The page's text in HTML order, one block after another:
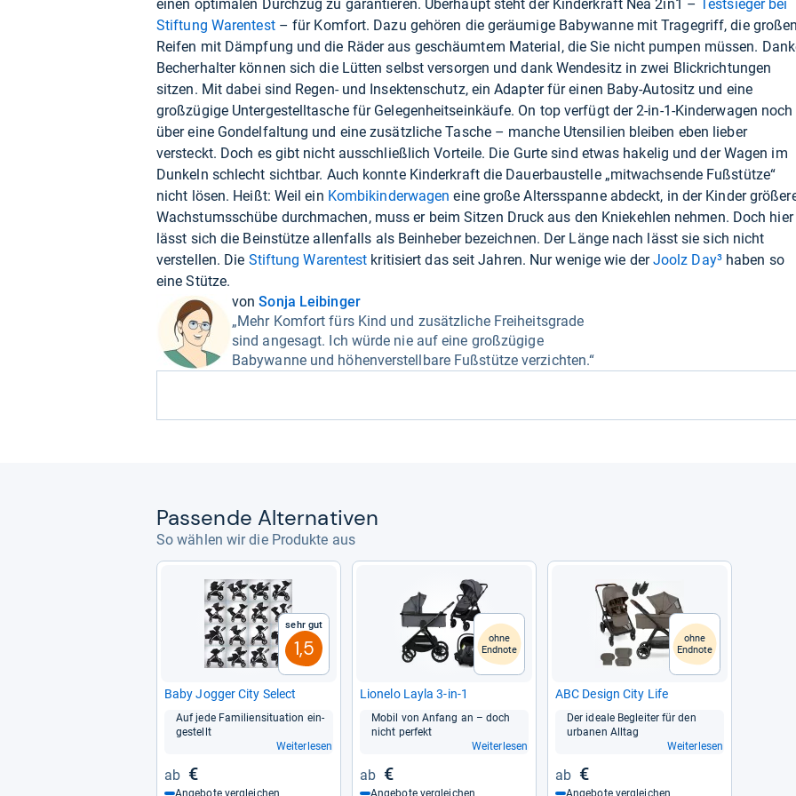
einen optimalen Durchzug zu garantieren. Überhaupt steht der Kinderkraft Nea 2in1 –Testsieger bei
Stiftung Warentest– für Komfort. Dazu gehören die geräumige Babywanne mit Tragegriff, die großen
Reifen mit Dämpfung und die Räder aus geschäumtem Material, die Sie nicht pumpen müssen.
Becherhalter können sich die Lütten selbst versorgen und dank Wendesitz in zwei Blickrichtungen
sitzen. Mit dabei sind Regen- und Insektenschutz, ein Adapter für einen Baby-Autositz und eine
großzügige Untergestelltasche für Gelegenheitseinkäufe. On top verfügt der 2-in-1-Kinderwagen noch
über eine Gondelfaltung und eine zusätzliche Tasche – manche Utensilien bleiben eben lieber
versteckt. Doch es gibt nicht ausschließlich Vorteile. Die Gurte sind etwas hakelig und der Wagen im
Dunkeln schlecht sichtbar. Auch konnte Kinderkraft die Dauerbaustelle „mitwachsende Fußstütze“
nicht lösen. Heißt: Weil ein Kombikinderwagen eine große Altersspanne abdeckt, in der Kinder
Wachstumsschübe durchmachen, muss er beim Sitzen Druck aus den Kniekehlen nehmen. Doch hier
lässt sich die Beinstütze allenfalls als Beinheber bezeichnen. Der Länge nach lässt sie sich nicht
verstellen. Die Stiftung Warentest kritisiert das seit Jahren. Nur wenige wie derJoolz Day³haben so
eine Stütze.
vonSonja Leibinger
„Mehr Komfort fürs Kind und zusätzliche Freiheitsgrade
sind angesagt. Ich würde nie auf eine großzügige
Babywanne und höhenverstellbare Fußstütze verzichten.“
Pas­sende Alter­na­ti­ven
So wählen wir die Produkte aus
Sehr gut
1,5
Baby Jog­ger City Select
Auf jede Fami­li­en­si­tua­tion ein­
ge­stellt
Weiterlesen
€
ohne
Endnote
Lio­nelo Layla 3-​in-​1
Mobil von Anfang an – doch
nicht per­fekt
Weiterlesen
€
ohne
Endnote
ABC Design City Life
Der ideale Beglei­ter für den
urba­nen All­tag
Weiterlesen
€